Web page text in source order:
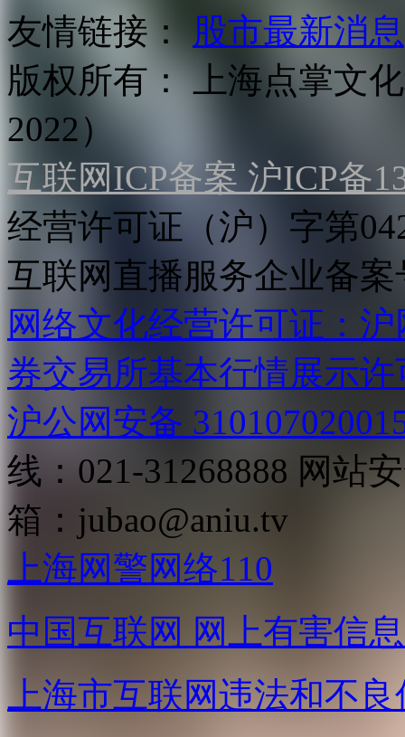
友情链接：
股市最新消息
版权所有： 上海点掌文
2022）
互联网ICP备案 沪ICP备
经营许可证（沪）字第
互联网直播服务企业备案
网络文化经营许可证：
券交易所基本行情展示许
沪公网安备
线：021-31268888 网站
箱： jubao@aniu.tv
上海网警网络110
中国互联网 网上有害信
上海市互联网违法和不